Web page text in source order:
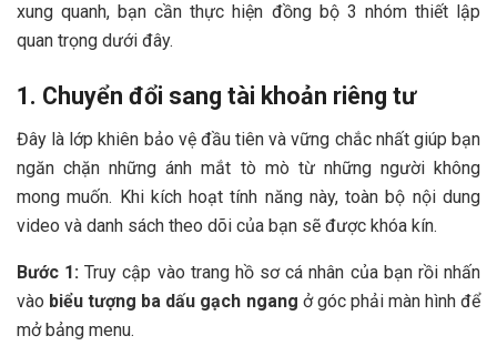
xung quanh, bạn cần thực hiện đồng bộ 3 nhóm thiết lập
quan trọng dưới đây.
1. Chuyển đổi sang tài khoản riêng tư
Đây là lớp khiên bảo vệ đầu tiên và vững chắc nhất giúp bạn
ngăn chặn những ánh mắt tò mò từ những người không
mong muốn. Khi kích hoạt tính năng này, toàn bộ nội dung
video và danh sách theo dõi của bạn sẽ được khóa kín.
Bước 1: Truy cập vào trang hồ sơ cá nhân của bạn rồi nhấn
vào biểu tượng ba dấu gạch ngang ở góc phải màn hình để
mở bảng menu.